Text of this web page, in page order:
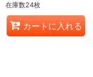
在庫数24枚
カートに入れる